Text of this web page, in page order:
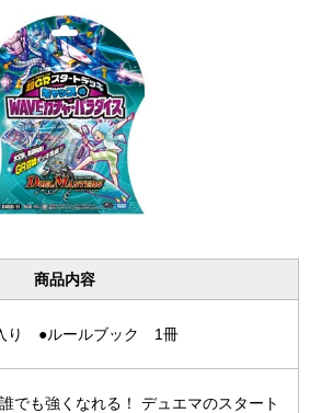
商品内容
り ●ルールブック 1冊
でも強くなれる！ デュエマのスタート